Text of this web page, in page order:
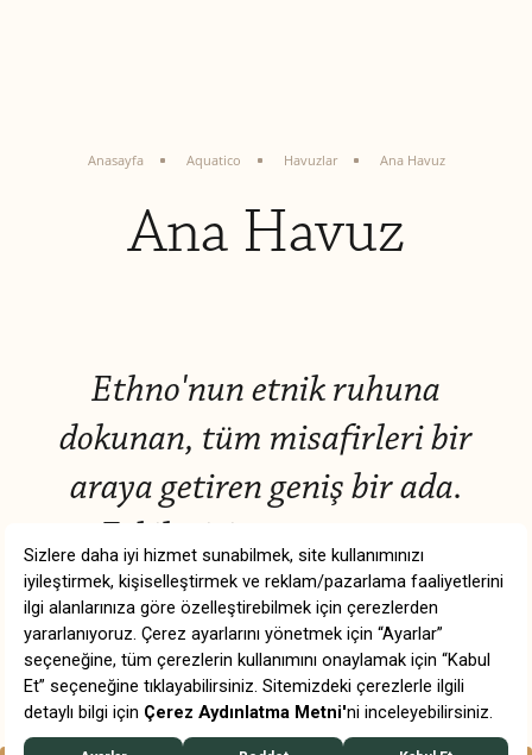
Anasayfa Aquatico Havuzlar Ana Havuz
Ana Havuz
Ethno'nun etnik ruhuna
dokunan, tüm misafirleri bir
araya getiren geniş bir ada.
Etkileyici görünümü ve
etrafındaki pavillion alanları ile
günün her saatini
değerlendirebileceğiniz sakin bir
seçenek.